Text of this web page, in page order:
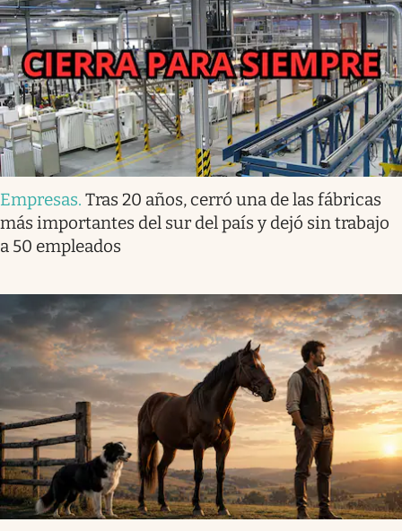
Empresas. Tras 20 años, cerró una de las fábricas
más importantes del sur del país y dejó sin trabajo
a 50 empleados